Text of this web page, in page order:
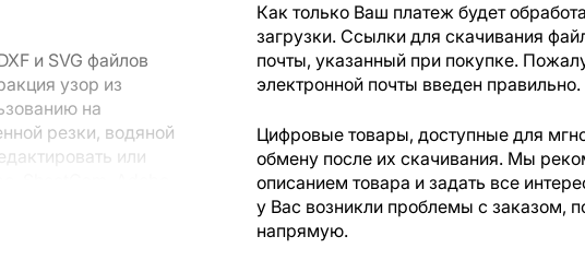
и SVG файлов
узор из
на
резки, водяной
или
для
Как только Ваш платеж будет
загрузки. Ссылки для скачивания
почты, указанный при покупке.
электронной почты введен правильно.
Цифровые товары, доступные для
обмену после их скачивания. Мы
описанием товара и задать все
у Вас возникли проблемы с заказом,
напрямую.